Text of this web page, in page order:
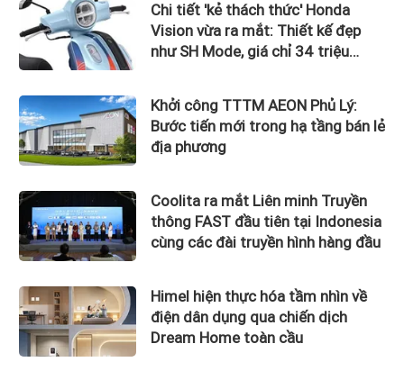
Chi tiết 'kẻ thách thức' Honda
Vision vừa ra mắt: Thiết kế đẹp
như SH Mode, giá chỉ 34 triệu
Khởi công TTTM AEON Phủ Lý:
Bước tiến mới trong hạ tầng bán lẻ
địa phương
Coolita ra mắt Liên minh Truyền
thông FAST đầu tiên tại Indonesia
cùng các đài truyền hình hàng đầu
Himel hiện thực hóa tầm nhìn về
điện dân dụng qua chiến dịch
Dream Home toàn cầu